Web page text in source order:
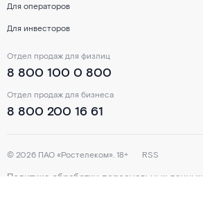
Для операторов
Для инвесторов
Отдел продаж для бизнеса
8 800 200 16 61
Отдел продаж для физлиц
8 800 100 0 800
© 2026 ПАО «Ростелеком». 18+ RSS
Политика обработки персональных данных